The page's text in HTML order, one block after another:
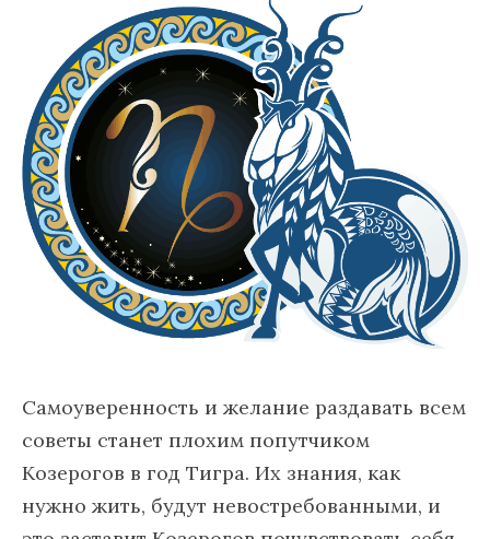
Самоуверенность и желание раздавать всем
советы станет плохим попутчиком
Козерогов в год Тигра. Их знания, как
нужно жить, будут невостребованными, и